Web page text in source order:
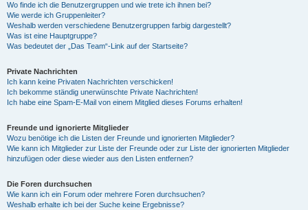
Wo finde ich die Benutzergruppen und wie trete ich ihnen bei?
Wie werde ich Gruppenleiter?
Weshalb werden verschiedene Benutzergruppen farbig dargestellt?
Was ist eine Hauptgruppe?
Was bedeutet der „Das Team“-Link auf der Startseite?
Private Nachrichten
Ich kann keine Privaten Nachrichten verschicken!
Ich bekomme ständig unerwünschte Private Nachrichten!
Ich habe eine Spam-E-Mail von einem Mitglied dieses Forums erhalten!
Freunde und ignorierte Mitglieder
Wozu benötige ich die Listen der Freunde und ignorierten Mitglieder?
Wie kann ich Mitglieder zur Liste der Freunde oder zur Liste der ignorierten Mitglieder
hinzufügen oder diese wieder aus den Listen entfernen?
Die Foren durchsuchen
Wie kann ich ein Forum oder mehrere Foren durchsuchen?
Weshalb erhalte ich bei der Suche keine Ergebnisse?